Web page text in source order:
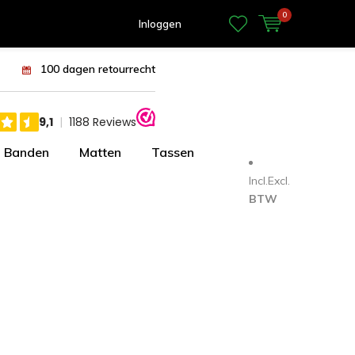
Inloggen
0
100 dagen retourrecht
Banden Matten Tassen
Incl.Excl.
BTW